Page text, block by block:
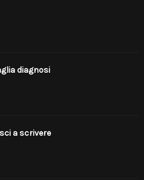
diagnosi
a scrivere